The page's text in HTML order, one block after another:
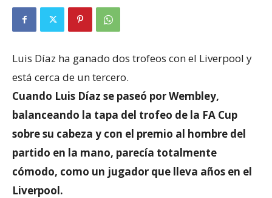
Luis Díaz ha ganado dos trofeos con el Liverpool y
está cerca de un tercero.
Cuando Luis Díaz se paseó por Wembley,
balanceando la tapa del trofeo de la FA Cup
sobre su cabeza y con el premio al hombre del
partido en la mano, parecía totalmente
cómodo, como un jugador que lleva años en el
Liverpool.